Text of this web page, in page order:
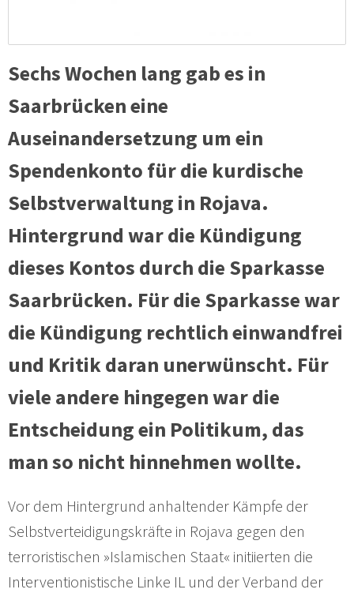
Sechs Wochen lang gab es in
Saarbrücken eine
Auseinandersetzung um ein
Spendenkonto für die kurdische
Selbstverwaltung in Rojava.
Hintergrund war die Kündigung
dieses Kontos durch die Sparkasse
Saarbrücken. Für die Sparkasse war
die Kündigung rechtlich einwandfrei
und Kritik daran unerwünscht. Für
viele andere hingegen war die
Entscheidung ein Politikum, das
man so nicht hinnehmen wollte.
Vor dem Hintergrund anhaltender Kämpfe der
Selbstverteidigungskräfte in Rojava gegen den
terroristischen »Islamischen Staat« initiierten die
Interventionistische Linke IL und der Verband der